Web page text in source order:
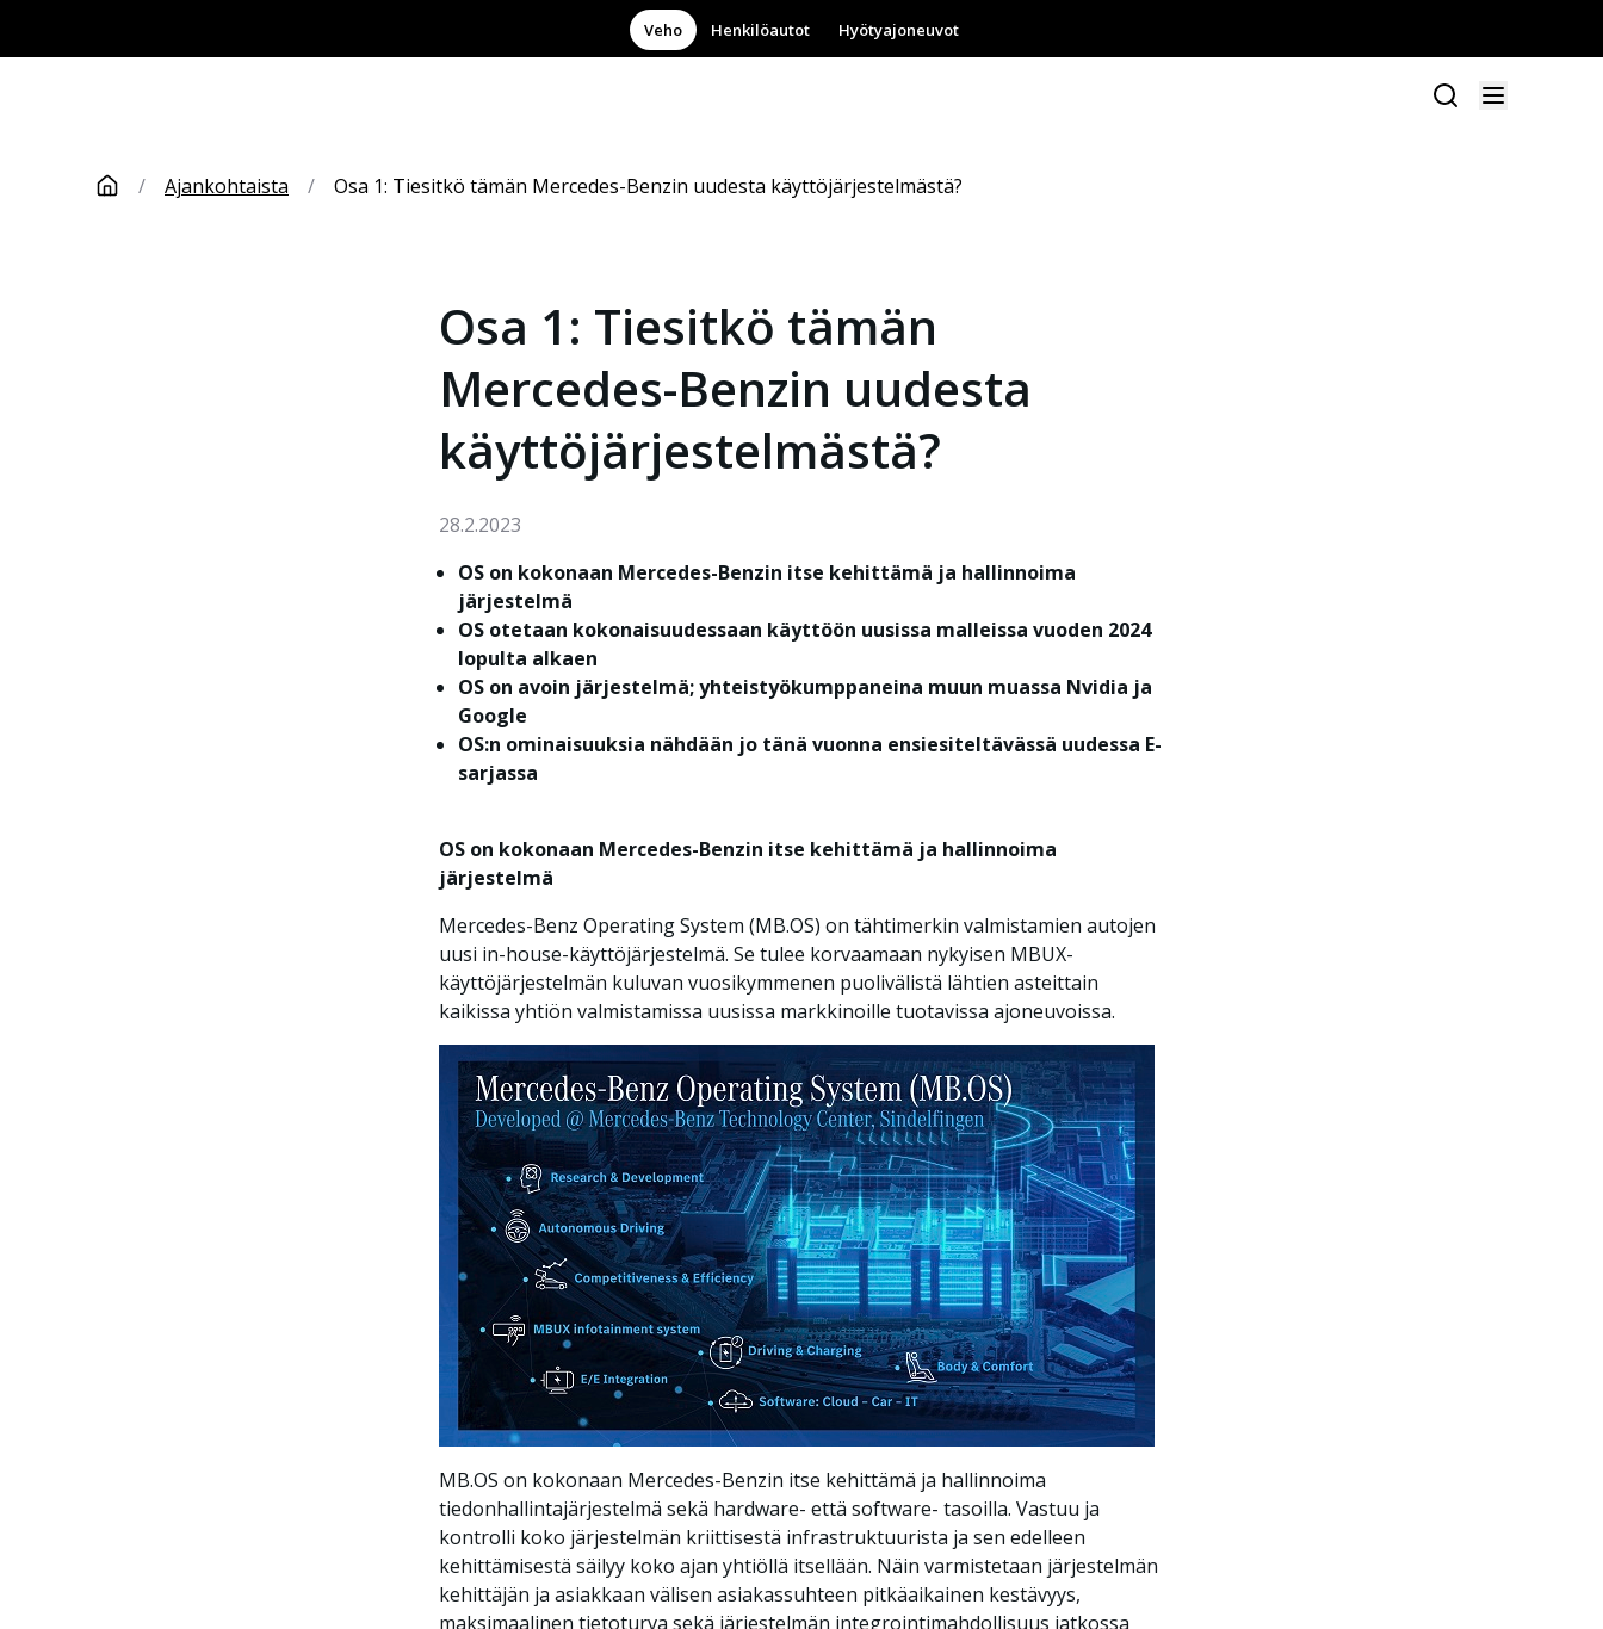
Veho Henkilöautot Hyötyajoneuvot
/ Ajankohtaista / Osa 1: Tiesitkö tämän Mercedes-Benzin uudesta käyttöjärjestelmästä?
Osa 1: Tiesitkö tämän
Mercedes-Benzin uudesta
käyttöjärjestelmästä?
28.2.2023
OS on kokonaan Mercedes-Benzin itse kehittämä ja hallinnoima
järjestelmä
OS otetaan kokonaisuudessaan käyttöön uusissa malleissa vuoden 2024
lopulta alkaen
OS on avoin järjestelmä; yhteistyökumppaneina muun muassa Nvidia ja
Google
OS:n ominaisuuksia nähdään jo tänä vuonna ensiesiteltävässä uudessa E-
sarjassa
OS on kokonaan Mercedes-Benzin itse kehittämä ja hallinnoima
järjestelmä
Mercedes-Benz Operating System (MB.OS) on tähtimerkin valmistamien autojen
uusi in-house-käyttöjärjestelmä. Se tulee korvaamaan nykyisen MBUX-
käyttöjärjestelmän kuluvan vuosikymmenen puolivälistä lähtien asteittain
kaikissa yhtiön valmistamissa uusissa markkinoille tuotavissa ajoneuvoissa.
MB.OS on kokonaan Mercedes-Benzin itse kehittämä ja hallinnoima
tiedonhallintajärjestelmä sekä hardware- että software- tasoilla. Vastuu ja
kontrolli koko järjestelmän kriittisestä infrastruktuurista ja sen edelleen
kehittämisestä säilyy koko ajan yhtiöllä itsellään. Näin varmistetaan järjestelmän
kehittäjän ja asiakkaan välisen asiakassuhteen pitkäaikainen kestävyys,
maksimaalinen tietoturva sekä järjestelmän integrointimahdollisuus jatkossa